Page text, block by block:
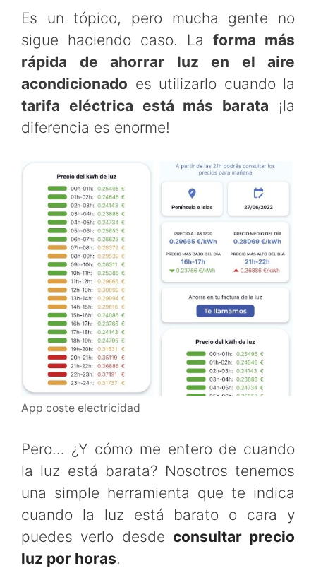
Es un tópico, pero mucha gente no
sigue haciendo caso. La forma más
rápida de ahorrar luz en el aire
acondicionado es utilizarlo cuando la
tarifa eléctrica está más barata ¡la
diferencia es enorme!
App coste electricidad
Pero… ¿Y cómo me entero de cuando
la luz está barata? Nosotros tenemos
una simple herramienta que te indica
cuando la luz está barato o cara y
puedes verlo desde consultar precio
luz por horas.